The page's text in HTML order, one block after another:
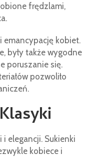
frędzlami,
emancypację kobiet.
były także wygodne
poruszanie się.
pozwoliło
elegancji. Sukienki
kobiece i